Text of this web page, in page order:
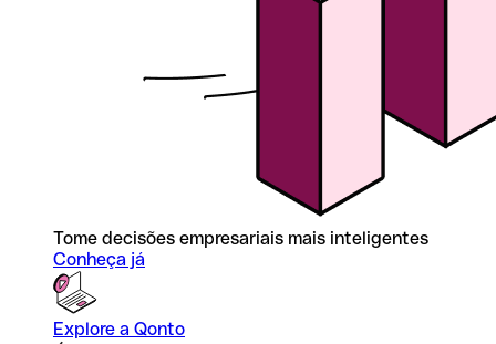
Tome decisões empresariais mais inteligentes
Conheça já
Explore a Qonto